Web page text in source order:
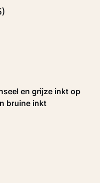
bruine inkt